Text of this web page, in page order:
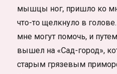
мышцы ног, пришло ко
что-то щелкнуло в
мне могут помочь, и
вышел на «Сад-город»,
старым грязевым